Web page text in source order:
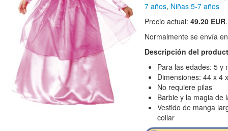
7 años, Niñas 5-7 años
Precio actual: 49.20 EUR.
Normalmente se envía
Descripción del
Para las edades: 5 y
Dimensiones: 44 x 4
No requiere pilas
Barbie y la magia de
Vestido de manga
collar